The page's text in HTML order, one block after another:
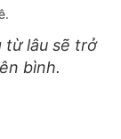
từ lâu sẽ trở
bình.